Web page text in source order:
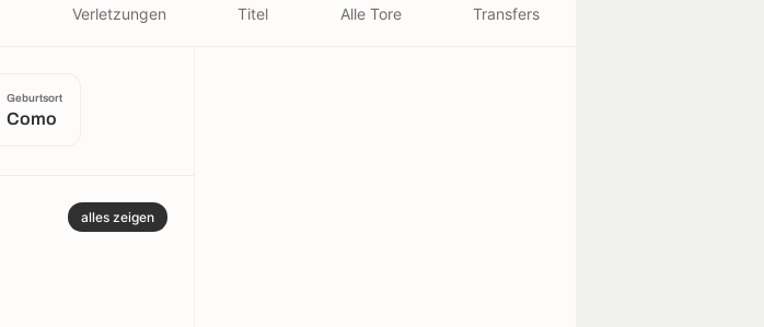
Verletzungen Titel Alle Tore Transfers
Geburtsort
Como
alles zeigen